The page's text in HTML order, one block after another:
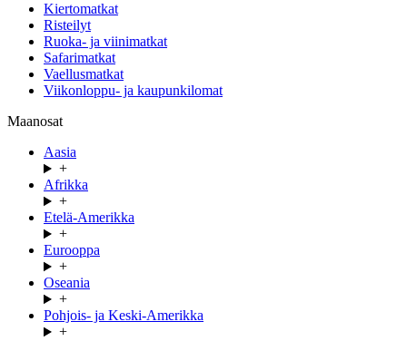
Kiertomatkat
Risteilyt
Ruoka- ja viinimatkat
Safarimatkat
Vaellusmatkat
Viikonloppu- ja kaupunkilomat
Maanosat
Aasia
+
Afrikka
+
Etelä-Amerikka
+
Eurooppa
+
Oseania
+
Pohjois- ja Keski-Amerikka
+